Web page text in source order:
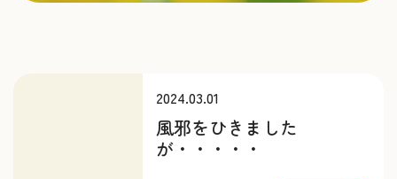
2024.03.01
風邪をひきました
が・・・・・